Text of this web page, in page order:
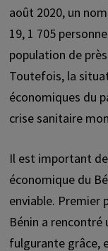
août 2020, un
19, 1 705
population de
Toutefois, la
économiques du
crise sanitaire
Il est important
économique du
enviable. Premier
Bénin a rencontré
fulgurante grâce,